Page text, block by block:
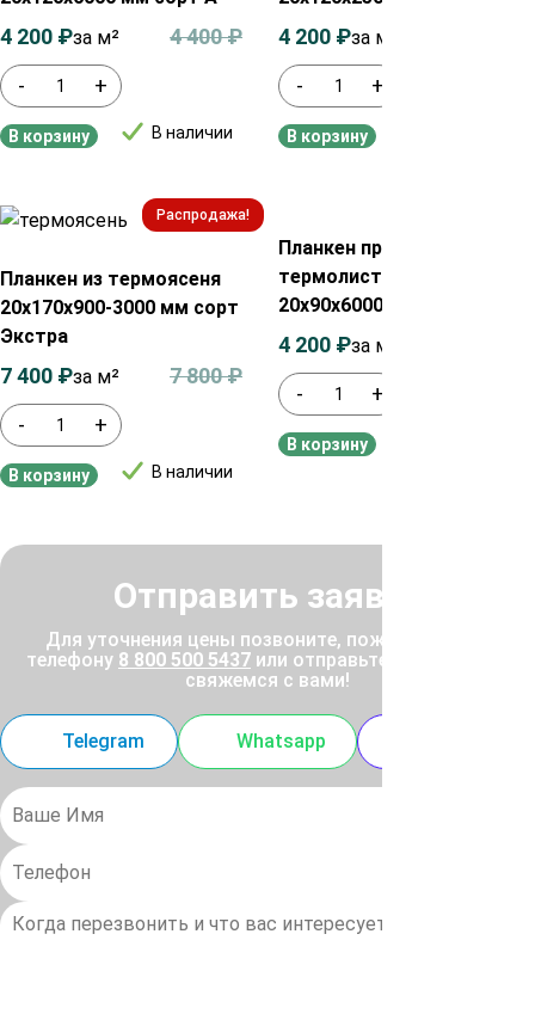
- +
В наличии
4 400₽
4 200 ₽за м²
В корзину
- +
4 200 ₽за м²
В корзину
Распродажа!
Планкен из термоясеня
20х170х900-3000 мм сорт
Экстра
- +
В наличии
7 800₽
7 400 ₽за м²
В корзину
Планкен прямой из
термолиственницы
20х90х6000 мм сорт А
- +
4 200 ₽за м²
В корзину
Отправить заявку
Для уточнения цены позвоните, пожалуйста, по
телефону 8 800 500 5437 или отправьте заявку, и мы
свяжемся с вами!
Telegram Whatsapp